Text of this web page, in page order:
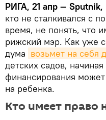
РИГА, 21 апр —
кто не сталкивался с
время, не понять, что
рижский мэр. Как уже
дума возьмет на себя
детских садов,
финансирования может
на ребенка.
Кто имеет право